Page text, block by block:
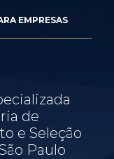
EMPRESAS
de
e Seleção
Paulo